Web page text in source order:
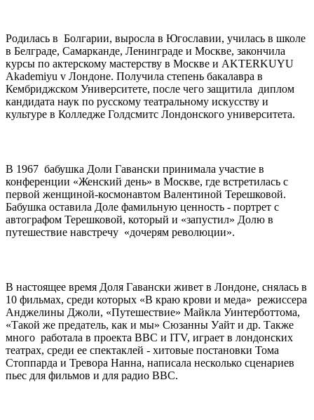
Родилась в Болгарии, выросла в Югославии, училась в школе
в Белграде, Самарканде, Ленинграде и Москве, закончила
курсы по актерскому мастерству в Москве и AKTERKUYU
Akademiyu v Лондоне. Получила степень бакалавра в
Кембриджском Университете, после чего защитила диплом
кандидата наук по русскому театральному искусству и
культуре в Колледже Голдсмитс Лондонского университета.
В 1967 бабушка Доли Гавански принимала участие в
конференции «Женский день» в Москве, где встретилась с
первой женщиной-космонавтом Валентиной Терешковой.
Бабушка оставила Доле фамильную ценность - портрет с
автографом Терешковой, который и «запустил» Долю в
путешествие навстречу «дочерям революции».
В настоящее время Доля Гавански живет в Лондоне, снялась в
10 фильмах, среди которых «В краю крови и меда» режиссера
Анджелины Джоли, «Путешествие» Майкла Уинтерботтома,
«Такой же предатель, как и мы» Сюзанны Уайт и др. Также
много работала в проекта BBC и ITV, играет в лондонских
театрах, среди ее спектаклей - хитовые постановки Тома
Стоппарда и Тревора Нанна, написала несколько сценариев
пьес для фильмов и для радио BBC.